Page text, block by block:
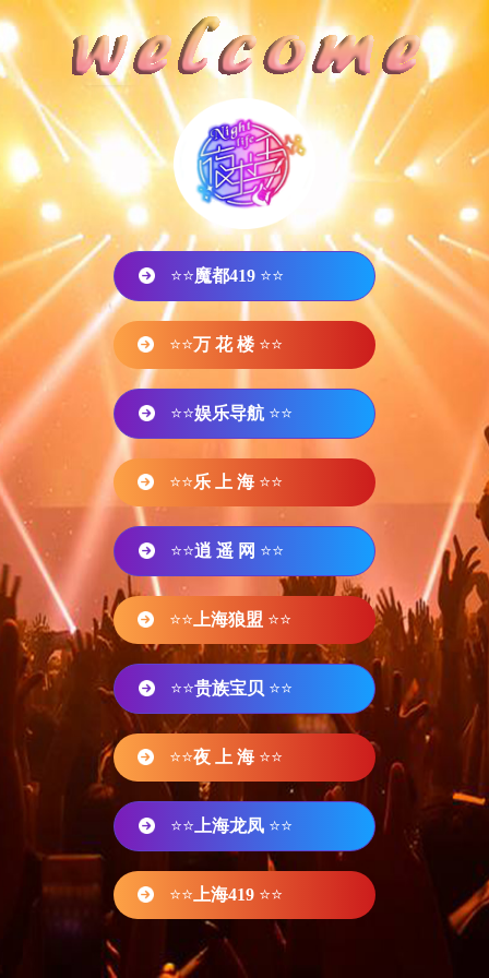
⭐⭐魔都419 ⭐⭐
⭐⭐万 花 楼 ⭐⭐
⭐⭐娱乐导航 ⭐⭐
⭐⭐乐 上 海 ⭐⭐
⭐⭐逍 遥 网 ⭐⭐
⭐⭐ 上海狼盟 ⭐⭐
⭐⭐贵族宝贝 ⭐⭐
⭐⭐夜 上 海 ⭐⭐
⭐⭐ 上海龙凤 ⭐⭐
⭐⭐ 上海419 ⭐⭐